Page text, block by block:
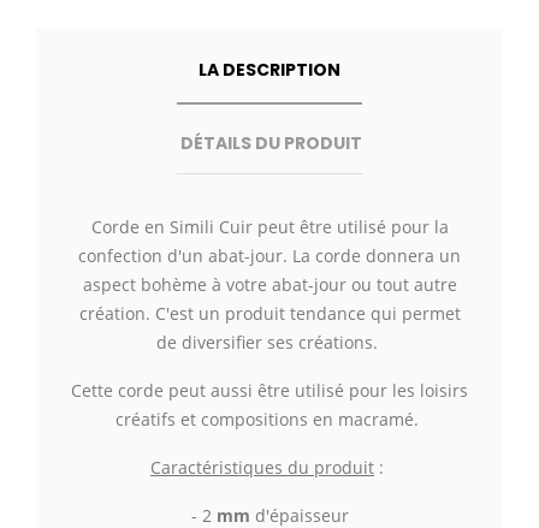
LA DESCRIPTION
DÉTAILS DU PRODUIT
Corde en Simili Cuir peut être utilisé pour la
confection d'un abat-jour. La corde donnera un
aspect bohème à votre abat-jour ou tout autre
création. C'est un produit tendance qui permet
de diversifier ses créations.
Cette corde peut aussi être utilisé pour les loisirs
créatifs et compositions en macramé.
Caractéristiques du produit :
- 2 mm d'épaisseur